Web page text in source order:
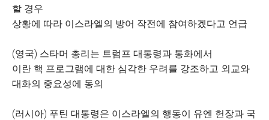
할 경우
상황에 따라 이스라엘의 방어 작전에 참여하겠다고 언급
(영국) 스타머 총리는 트럼프 대통령과 통화에서
이란 핵 프로그램에 대한 심각한 우려를 강조하고 외교와
대화의 중요성에 동의
(러시아) 푸틴 대통령은 이스라엘의 행동이 유엔 헌장과 국